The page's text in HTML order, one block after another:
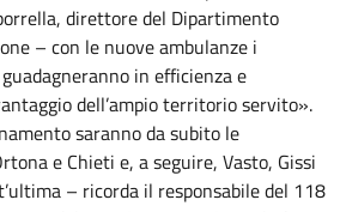
direttore del Dipartimento
– con le nuove ambulanze i
in efficienza e
dell’ampio territorio servito».
saranno da subito le
e Chieti e, a seguire, Vasto, Gissi
– ricorda il responsabile del 118